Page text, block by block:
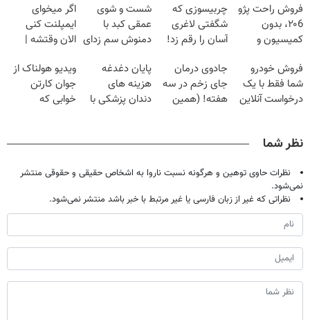
فروش راحت پژو
۲۰6، بدون
کمیسیون و
چربیسوزی که
شگفتی لاغری
آسان را رقم زد!
شست و شوی
عمقی کبد با
دمنوش سم زدای
اگر میخوای
ایمپلنت کنی
الان وقتشه |
میلیون تومان!!!
فروش خودرو
شما فقط با یک
درخواست آنلاین
جادوی درمان
جای زخم در سه
هفته! (همین
پایان دغدغه
هزینه های
دندان پزشکی با
ویدیو هولناک از
جوان کارتن
خوابی که
نظر شما
نظرات حاوی توهین و هرگونه نسبت ناروا به اشخاص حقیقی و حقوقی منتشر
نمی‌شود.
نظراتی که غیر از زبان فارسی یا غیر مرتبط با خبر باشد منتشر نمی‌شود.